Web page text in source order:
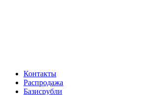
Контакты
Распродажа
Базисрубли